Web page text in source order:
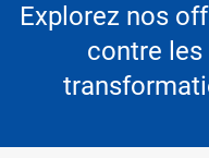
Explorez nos
contre les